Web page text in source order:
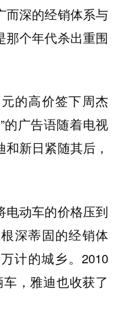
而深的经销体系与
那个年代杀出重围
的高价签下周杰
的广告语随着电视
新日紧随其后，
电动车的价格压到
深蒂固的经销体
计的城乡。2010
，雅迪也收获了